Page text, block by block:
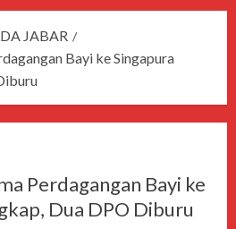
JABAR
Bayi ke Singapura
Perdagangan Bayi ke
Dua DPO Diburu